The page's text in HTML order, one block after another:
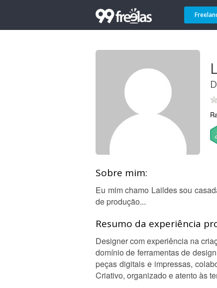
Sobre mim:
Eu mim chamo Laildes sou
de produção...
Resumo da experiência
Designer com experiência na
domínio de ferramentas de
peças digitais e impressas,
Criativo, organizado e atento às